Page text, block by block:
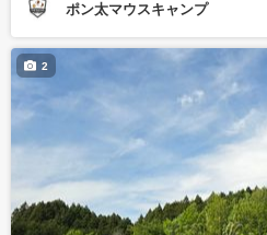
ポン太マウスキャンプ
2